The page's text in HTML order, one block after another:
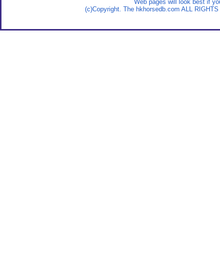
Web pages will look best if
(c)Copyright. The hkhorsedb.com ALL